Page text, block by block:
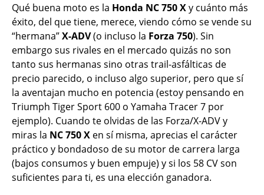
Qué buena moto es la Honda NC 750 Xy cuánto más
éxito, del que tiene, merece, viendo cómo se vende su
“hermana”X-ADV(o incluso la Forza 750). Sin
embargo sus rivales en el mercado quizás no son
tanto sus hermanas sino otras trail-asfálticas de
precio parecido, o incluso algo superior, pero que sí
la aventajan mucho en potencia (estoy pensando en
Triumph Tiger Sport 600 o Yamaha Tracer 7 por
ejemplo). Cuando te olvidas de las Forza/X-ADV y
miras la NC 750 X en sí misma, aprecias el carácter
práctico y bondadoso de su motor de carrera larga
(bajos consumos y buen empuje) y si los 58 CV son
suficientes para ti, es una elección ganadora.